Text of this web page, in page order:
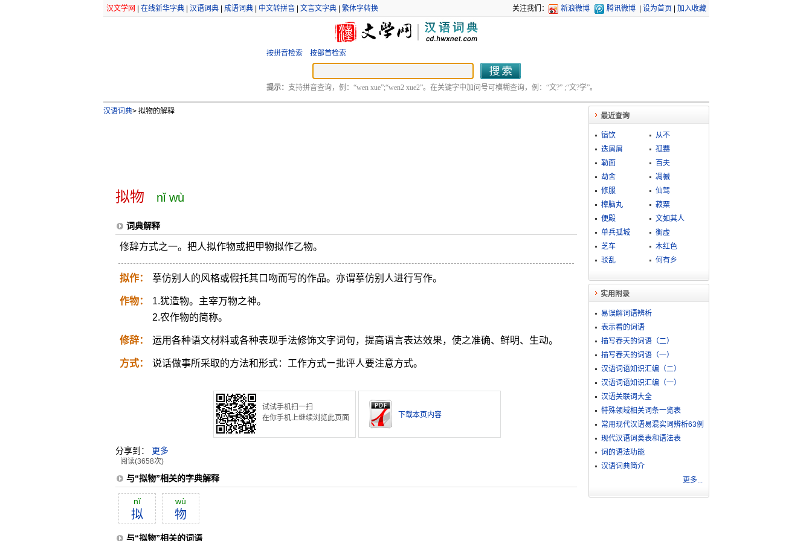
汉文学网 在线新华字典| 汉语词典| 成语词典| 中文转拼音| 文言文字典| 繁体字转换 关注我们： 新浪微博 腾讯微博 设为首页 加入收藏
按拼音检索 按部首检索
提示： 支持拼音查询，例：“wen xue”;“wen2 xue2”。在关键字中加问号可模糊查询，例：“文?” ;“文?学”。
汉语词典>拟物的解释
拟物 nǐ wù
词典解释
修辞方式之一。把人拟作物或把甲物拟作乙物。
拟作： 摹仿别人的风格或假托其口吻而写的作品。亦谓摹仿别人进行写作。
作物：
1.犹造物。主宰万物之神。
2.农作物的简称。
修辞： 运用各种语文材料或各种表现手法修饰文字词句，提高语言表达效果，使之准确、鲜明、生动。
方式： 说话做事所采取的方法和形式：工作方式ㄧ批评人要注意方式。
试试手机扫一扫
在你手机上继续浏览此页面
下载本页内容
分享到： 更多
阅读(3658次)
与“拟物”相关的字典解释
nĭ
拟
wù
物
与“拟物”相关的词语
最近查询
镐饮
从不
迭屑屑
孤羇
勒面
百夫
劫舍
凋槭
修服
仙驾
樟脑丸
菽粟
便殿
文如其人
单兵孤城
衡虚
芝车
木红色
驳乱
何有乡
实用附录
易误解词语辨析
表示看的词语
描写春天的词语（二）
描写春天的词语（一）
汉语词语知识汇编（二）
汉语词语知识汇编（一）
汉语关联词大全
特殊领域相关词条一览表
常用现代汉语易混实词辨析63例
现代汉语词类表和语法表
词的语法功能
汉语词典简介
更多...